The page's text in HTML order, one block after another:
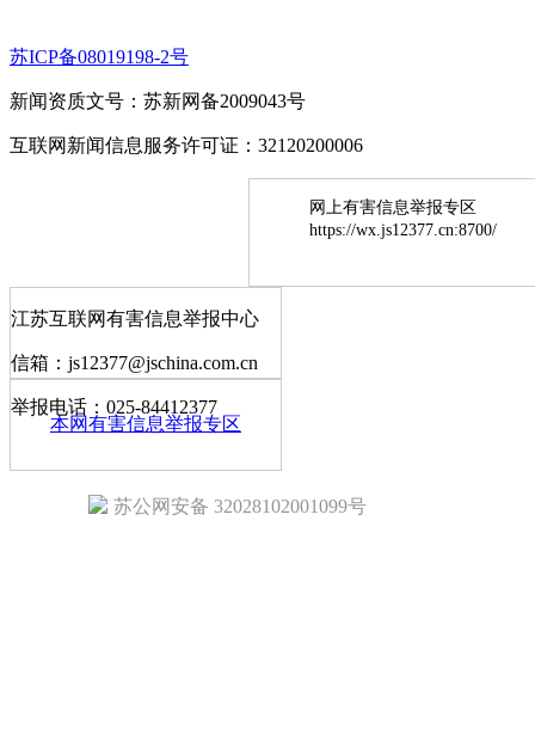
苏ICP备08019198-2号
新闻资质文号：苏新网备2009043号
互联网新闻信息服务许可证：32120200006
网上有害信息举报专区
https://wx.js12377.cn:8700/
江苏互联网有害信息举报中心
信箱：js12377@jschina.com.cn
举报电话：025-84412377
本网有害信息举报专区
苏公网安备 32028102001099号